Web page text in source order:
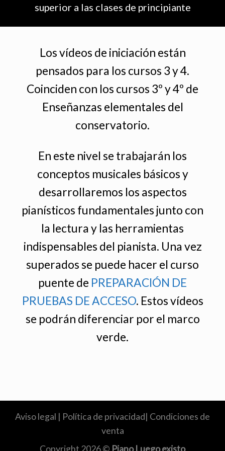
superior a las clases de principiante
Los vídeos de iniciación están
pensados para los cursos 3 y 4.
Coinciden con los cursos 3º y 4º de
Enseñanzas elementales del
conservatorio.
En este nivel se trabajarán los
conceptos musicales básicos y
desarrollaremos los aspectos
pianísticos fundamentales junto con
la lectura y las herramientas
indispensables del pianista. Una vez
superados se puede hacer el curso
puente de PREPARACIÓN DE
PRUEBAS DE ACCESO. Estos vídeos
se podrán diferenciar por el marco
verde.
Aviso legal | Política de privacidad| Condiciones de
venta
Copyright 2026 © Piano Luego existo